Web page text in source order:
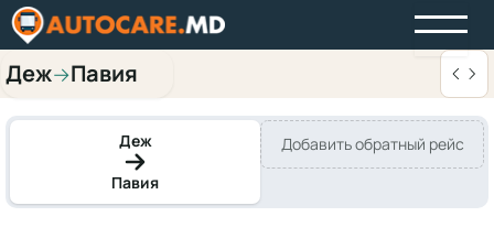
Деж→Павия
Деж
Павия
Добавить обратный рейс